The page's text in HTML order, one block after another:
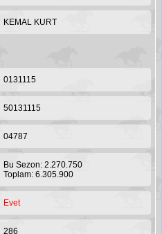
KEMAL KURT
0131115
50131115
04787
Bu Sezon: 2.270.750
Toplam: 6.305.900
Evet
286